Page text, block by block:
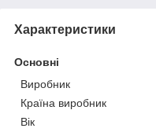
Характеристики
Основні
Виробник
Країна виробник
Вік